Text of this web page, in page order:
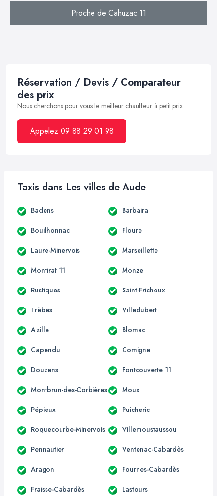
Proche de Cahuzac 11
Réservation / Devis / Comparateur
des prix
Nous cherchons pour vous le meilleur chauffeur à petit prix
Appelez 09 88 29 01 98
Taxis dans Les villes de Aude
Badens Barbaira
Bouilhonnac Floure
Laure-Minervois Marseillette
Montirat 11 Monze
Rustiques Saint-Frichoux
Trèbes Villedubert
Azille Blomac
Capendu Comigne
Douzens Fontcouverte 11
Montbrun-des-Corbières Moux
Pépieux Puicheric
Roquecourbe-Minervois Villemoustaussou
Pennautier Ventenac-Cabardès
Aragon Fournes-Cabardès
Fraisse-Cabardès Lastours